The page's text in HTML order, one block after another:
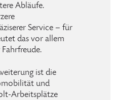
Abläufe.
Service – für
das vor allem
ist die
und
Arbeitsplätze